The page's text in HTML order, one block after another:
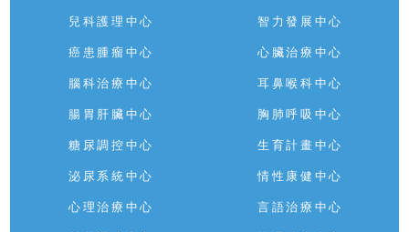
兒科護理中心 智力發展中心
癌患腫瘤中心 心臟治療中心
腦科治療中心 耳鼻喉科中心
腸胃肝臟中心 胸肺呼吸中心
糖尿調控中心 生育計畫中心
泌尿系統中心 情性康健中心
心理治療中心 言語治療中心